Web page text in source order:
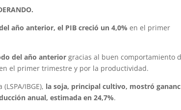
año anterior, el PIB creció un 4,0%en el primer
del año anterior gracias al buen comportamiento
el primer trimestre y por la productividad.
IBGE), la soja, principal cultivo, mostró
anual, estimada en 24,7%.